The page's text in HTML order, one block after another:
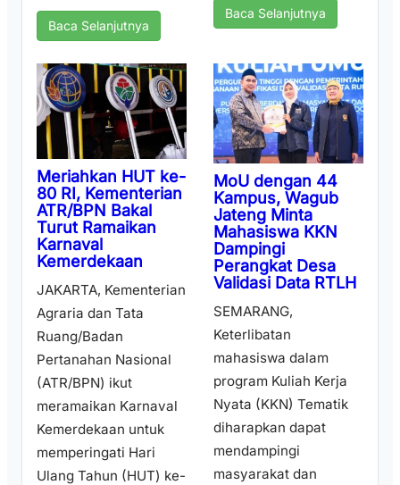
Baca Selanjutnya
Baca Selanjutnya
Meriahkan HUT ke-
80 RI, Kementerian
ATR/BPN Bakal
Turut Ramaikan
Karnaval
Kemerdekaan
JAKARTA, Kementerian
Agraria dan Tata
Ruang/Badan
Pertanahan Nasional
(ATR/BPN) ikut
meramaikan Karnaval
Kemerdekaan untuk
memperingati Hari
Ulang Tahun (HUT) ke-
MoU dengan 44
Kampus, Wagub
Jateng Minta
Mahasiswa KKN
Dampingi
Perangkat Desa
Validasi Data RTLH
SEMARANG,
Keterlibatan
mahasiswa dalam
program Kuliah Kerja
Nyata (KKN) Tematik
diharapkan dapat
mendampingi
masyarakat dan